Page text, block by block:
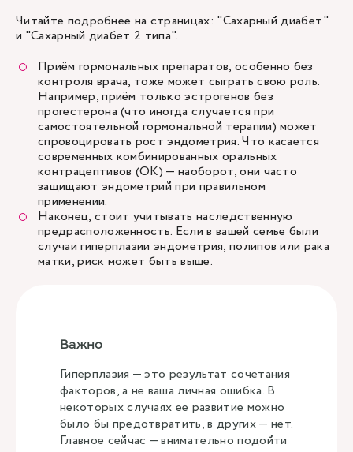
Читайте подробнее на страницах: "Сахарный диабет"
и "Сахарный диабет 2 типа".
Приём гормональных препаратов, особенно без
контроля врача, тоже может сыграть свою роль.
Например, приём только эстрогенов без
прогестерона (что иногда случается при
самостоятельной гормональной терапии) может
спровоцировать рост эндометрия. Что касается
современных комбинированных оральных
контрацептивов (ОК) — наоборот, они часто
защищают эндометрий при правильном
применении.
Наконец, стоит учитывать наследственную
предрасположенность. Если в вашей семье были
случаи гиперплазии эндометрия, полипов или рака
матки, риск может быть выше.
Важно
Гиперплазия — это результат сочетания
факторов, а не ваша личная ошибка. В
некоторых случаях ее развитие можно
было бы предотвратить, в других — нет.
Главное сейчас — внимательно подойти